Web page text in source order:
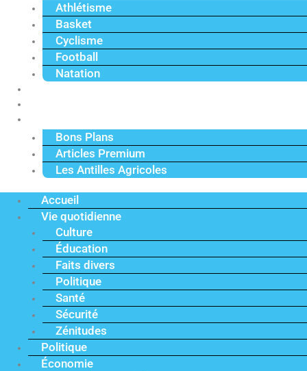
Athlétisme
Basket
Cyclisme
Football
Natation
Bons Plans
Articles Premium
Les Antilles Agricoles
Accueil
Vie quotidienne
Culture
Éducation
Faits divers
Politique
Santé
Sécurité
Zénitudes
Politique
Économie